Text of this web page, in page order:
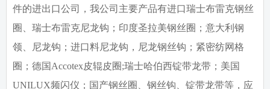
件的进出口公司，我公司主要产品有进口瑞士布雷克钢丝
圈、瑞士布雷克尼龙钩；印度圣拉美钢丝圈；意大利钢
领、尼龙钩；进口料尼龙钩，尼龙钢丝钩；紧密纺网格
圈；德国 Accotex皮辊皮圈;瑞士哈伯西锭带龙带；美国
UNILUX频闪仪；国产钢丝圈、钢丝钩、锭带龙带等，应